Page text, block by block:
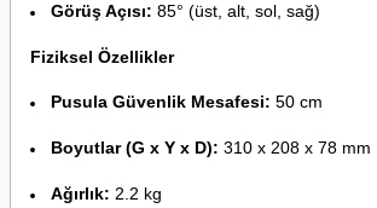
Görüş Açısı: 85° (üst, alt, sol, sağ)
Fiziksel Özellikler
Pusula Güvenlik Mesafesi: 50 cm
Boyutlar (G x Y x D): 310 x 208 x 78 mm
Ağırlık: 2.2 kg